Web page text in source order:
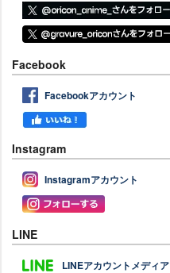
Facebook
Facebookアカウント
Instagram
Instagramアカウント
LINE
LINEアカウントメディア